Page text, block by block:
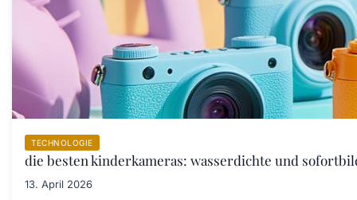
TECHNOLOGIE
die besten kinderkameras: wasserdichte und
13. April 2026